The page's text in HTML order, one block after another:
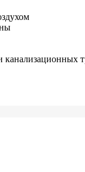
канализационных